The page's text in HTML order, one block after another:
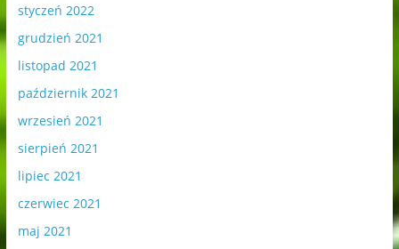
styczeń 2022
grudzień 2021
listopad 2021
październik 2021
wrzesień 2021
sierpień 2021
lipiec 2021
czerwiec 2021
maj 2021